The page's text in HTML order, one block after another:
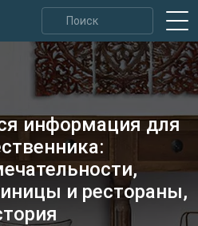
информация для
и рестораны,